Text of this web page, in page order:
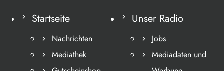
Startseite
Nachrichten
Mediathek
Unser Radio
Jobs
Mediadaten und